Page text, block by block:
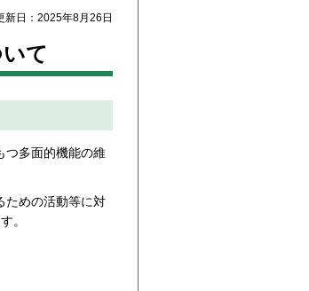
新日：2025年8月26日
て
つ多面的機能の維
ための活動等に対
。